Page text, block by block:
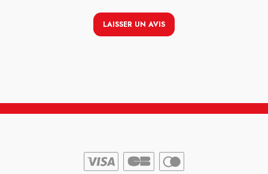
LAISSER UN AVIS